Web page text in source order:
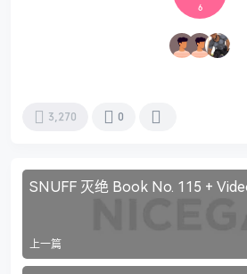
6
3,270 0
SNUFF 灭绝 Book No. 115 +
上一篇